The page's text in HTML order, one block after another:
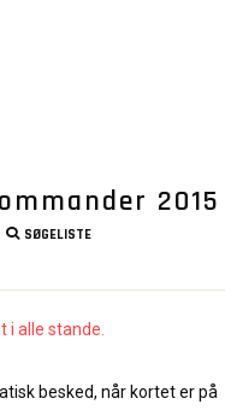
2015
SØGELISTE
i alle stande.
besked, når kortet er på